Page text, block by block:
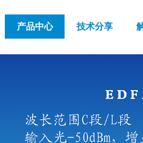
产品中心 技术分享